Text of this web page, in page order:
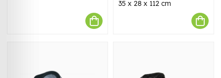
35 x 28 x 112 cm